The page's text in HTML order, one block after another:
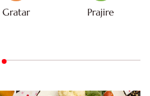
Gratar Prajire